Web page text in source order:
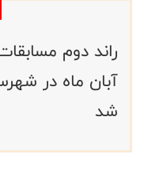
راند دوم
آبان ماه در
شد